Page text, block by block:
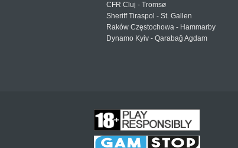
CFR Cluj - Tromsø
Sheriff Tiraspol - St. Gallen
Raków Częstochowa - Hammarby
Dynamo Kyiv - Qarabağ Agdam